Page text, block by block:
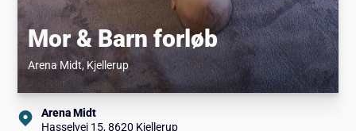
Mor & Barn forløb
Arena Midt, Kjellerup
Arena Midt
Hasselvej 15, 8620 Kjellerup